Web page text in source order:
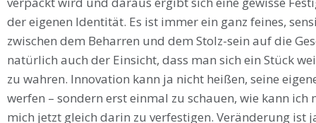
der eigenen Identität. Es ist immer ein ganz feines,
zwischen dem Beharren und dem Stolz-sein auf die
natürlich auch der Einsicht, dass man sich ein Stück
zu wahren. Innovation kann ja nicht heißen, seine
werfen – sondern erst einmal zu schauen, wie kann
mich jetzt gleich darin zu verfestigen. Veränderung ist